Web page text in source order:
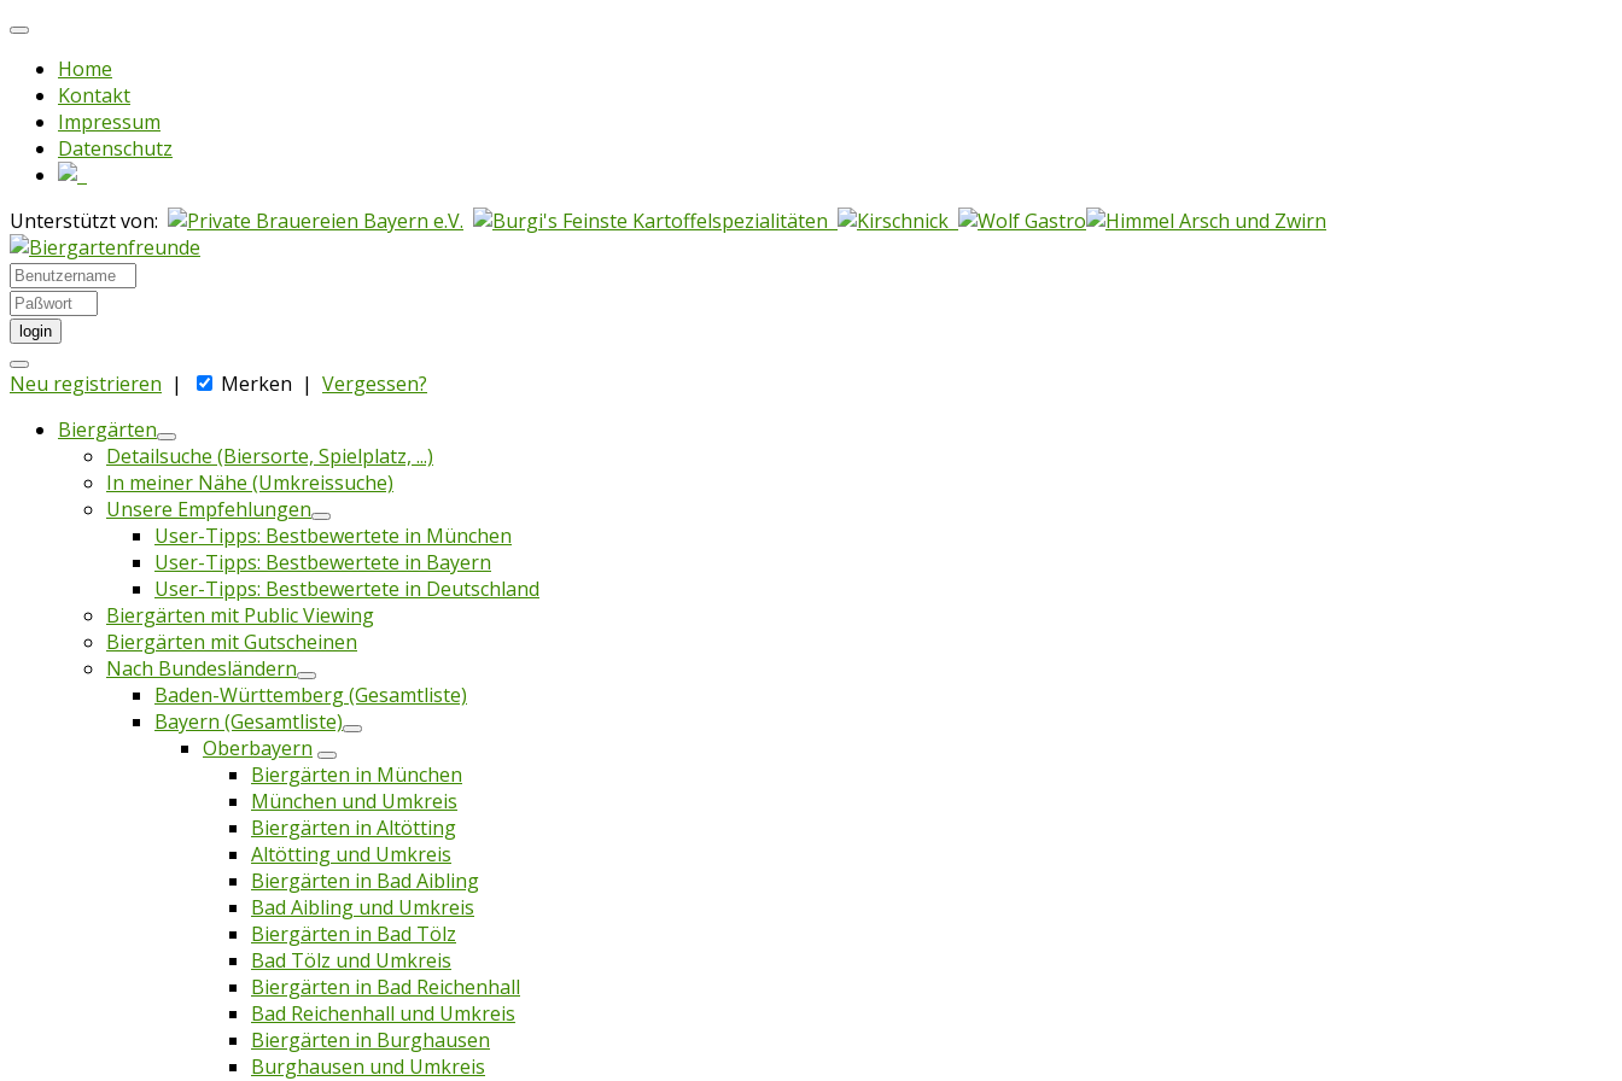
Home
Kontakt
Impressum
Datenschutz
Unterstützt von:
login
Neu registrieren | Merken | Vergessen?
Biergärten
Detailsuche (Biersorte, Spielplatz, ...)
In meiner Nähe (Umkreissuche)
Unsere Empfehlungen
User-Tipps: Bestbewertete in München
User-Tipps: Bestbewertete in Bayern
User-Tipps: Bestbewertete in Deutschland
Biergärten mit Public Viewing
Biergärten mit Gutscheinen
Nach Bundesländern
Baden-Württemberg (Gesamtliste)
Bayern (Gesamtliste)
Oberbayern
Biergärten in München
München und Umkreis
Biergärten in Altötting
Altötting und Umkreis
Biergärten in Bad Aibling
Bad Aibling und Umkreis
Biergärten in Bad Tölz
Bad Tölz und Umkreis
Biergärten in Bad Reichenhall
Bad Reichenhall und Umkreis
Biergärten in Burghausen
Burghausen und Umkreis